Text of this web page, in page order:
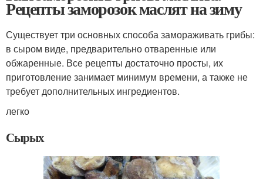
Рецепты заморозок маслят на зиму
Существует три основных способа замораживать грибы:
в сыром виде, предварительно отваренные или
обжаренные. Все рецепты достаточно просты, их
приготовление занимает минимум времени, а также не
требует дополнительных ингредиентов.
легко
Сырых